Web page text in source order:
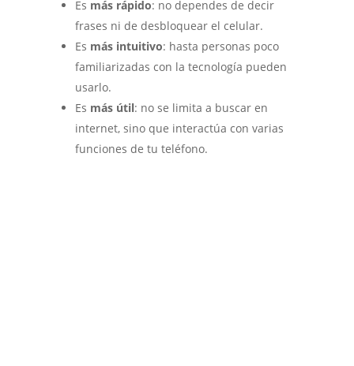
Es más rápido: no dependes de decir
frases ni de desbloquear el celular.
Es más intuitivo: hasta personas poco
familiarizadas con la tecnología pueden
usarlo.
Es más útil: no se limita a buscar en
internet, sino que interactúa con varias
funciones de tu teléfono.